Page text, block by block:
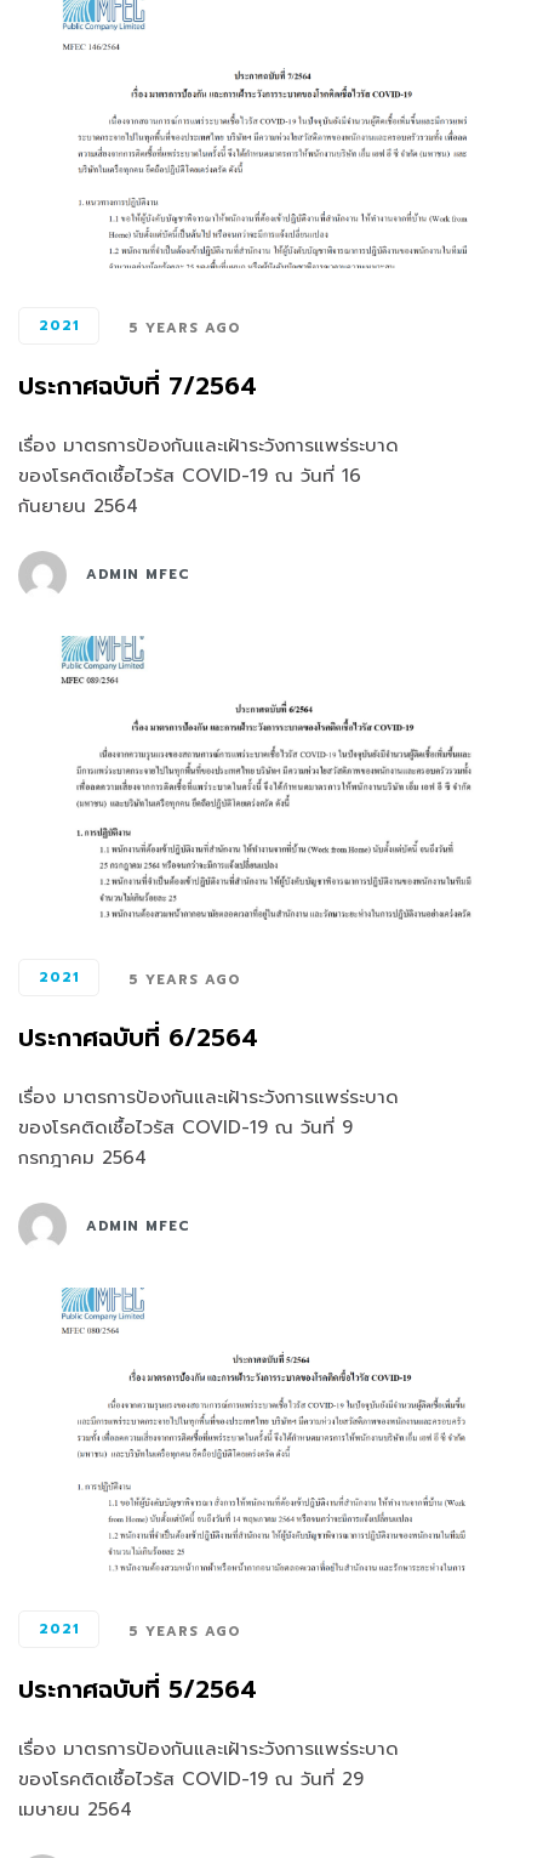
2021 5 YEARS AGO
ประกาศฉบับที่ 7/2564
เรื่อง มาตรการป้องกันและเฝ้าระวังการแพร่ระบาด
ของโรคติดเชื้อไวรัส COVID-19 ณ วันที่ 16
กันยายน 2564
ADMIN MFEC
2021 5 YEARS AGO
ประกาศฉบับที่ 6/2564
เรื่อง มาตรการป้องกันและเฝ้าระวังการแพร่ระบาด
ของโรคติดเชื้อไวรัส COVID-19 ณ วันที่ 9
กรกฎาคม 2564
ADMIN MFEC
2021 5 YEARS AGO
ประกาศฉบับที่ 5/2564
เรื่อง มาตรการป้องกันและเฝ้าระวังการแพร่ระบาด
ของโรคติดเชื้อไวรัส COVID-19 ณ วันที่ 29
เมษายน 2564